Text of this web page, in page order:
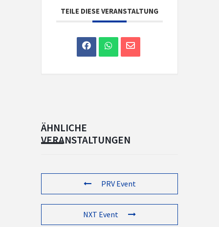
TEILE DIESE VERANSTALTUNG
ÄHNLICHE
VERANSTALTUNGEN
PRV Event
NXT Event